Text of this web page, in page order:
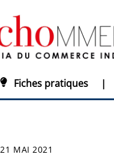
Fiches pratiques |
21 MAI 2021